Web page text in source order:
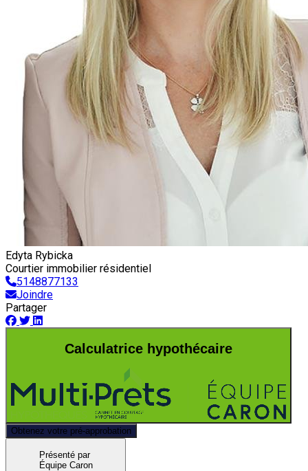
Edyta Rybicka
Courtier immobilier résidentiel
5148877133
Joindre
Partager
Calculatrice hypothécaire
Obtenez votre pré-approbation
Présenté par
Équipe Caron